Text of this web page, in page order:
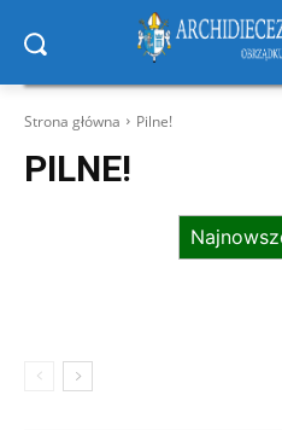
Strona główna Pilne!
PILNE!